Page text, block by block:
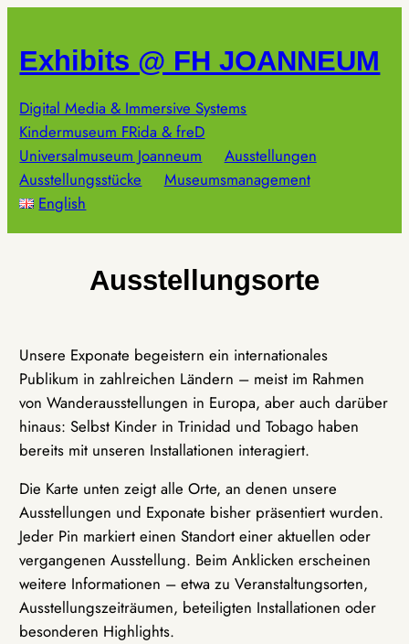
springen
Exhibits @ FH JOANNEUM
Digital Media & Immersive Systems
Kindermuseum FRida & freD
Universalmuseum Joanneum
Ausstellungen
Ausstellungsstücke
Museumsmanagement
English
Ausstellungsorte
Unsere Exponate begeistern ein internationales
Publikum in zahlreichen Ländern – meist im Rahmen
von Wanderausstellungen in Europa, aber auch darüber
hinaus: Selbst Kinder in Trinidad und Tobago haben
bereits mit unseren Installationen interagiert.
Die Karte unten zeigt alle Orte, an denen unsere
Ausstellungen und Exponate bisher präsentiert wurden.
Jeder Pin markiert einen Standort einer aktuellen oder
vergangenen Ausstellung. Beim Anklicken erscheinen
weitere Informationen – etwa zu Veranstaltungsorten,
Ausstellungszeiträumen, beteiligten Installationen oder
besonderen Highlights.